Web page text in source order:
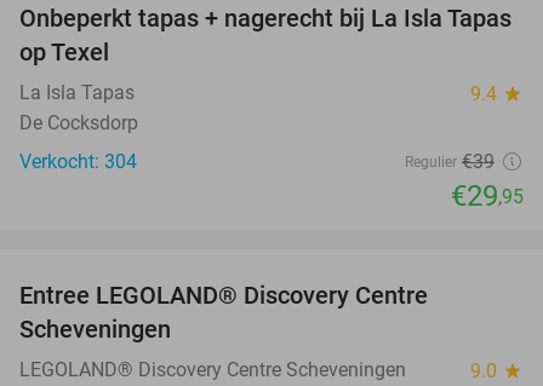
23%
Onbeperkt tapas + nagerecht bij La Isla Tapas
op Texel
La Isla Tapas 9.4 star
De Cocksdorp
Verkocht: 304
Regulier €39
€29,95
Entree LEGOLAND® Discovery Centre
Scheveningen
LEGOLAND® Discovery Centre Scheveningen 9.0 star